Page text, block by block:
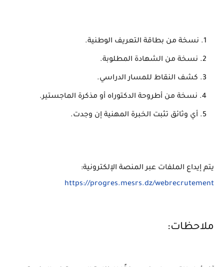
نسخة من بطاقة التعريف الوطنية.
نسخة من الشهادة المطلوبة.
كشف النقاط للمسار الدراسي.
نسخة من أطروحة الدكتوراه أو مذكرة الماجستير.
أي وثائق تثبت الخبرة المهنية إن وجدت.
يتم إيداع الملفات عبر المنصة الإلكترونية:
https://progres.mesrs.dz/webrecrutement
ملاحظات: